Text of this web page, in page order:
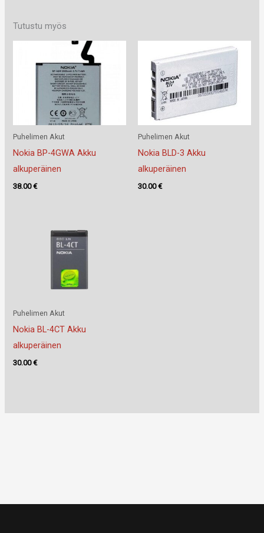
Tutustu myös
Puhelimen Akut
Nokia BP-4GWA Akku
alkuperäinen
38.00€
Puhelimen Akut
Nokia BLD-3 Akku
alkuperäinen
30.00€
Puhelimen Akut
Nokia BL-4CT Akku
alkuperäinen
30.00€